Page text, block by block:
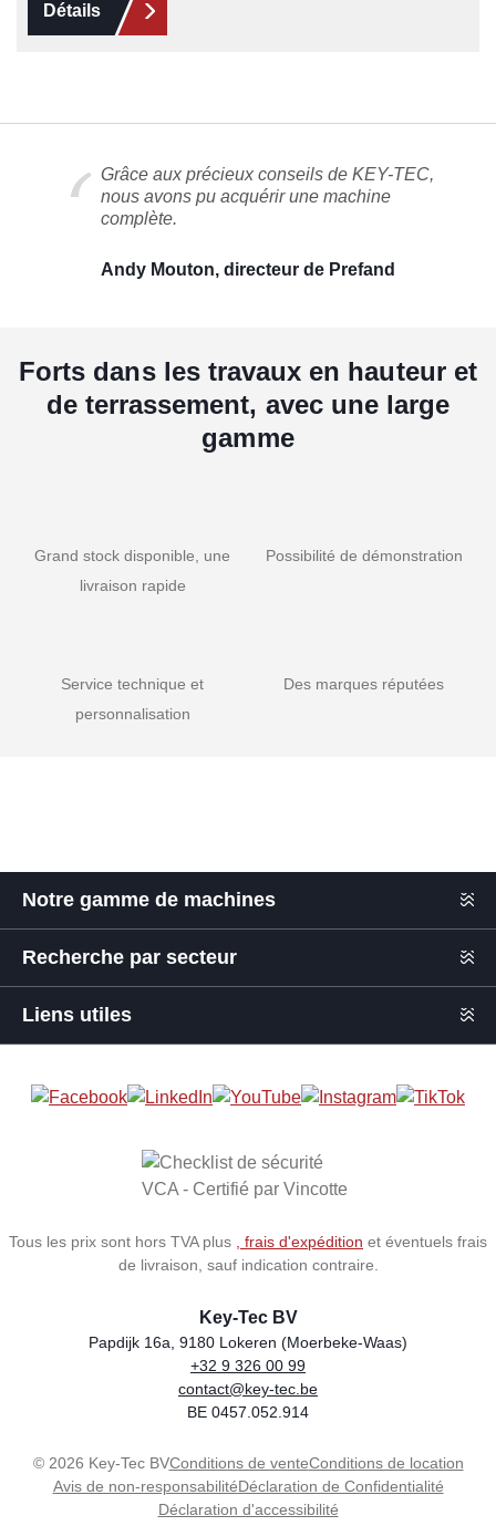
Détails
Grâce aux précieux conseils de KEY-TEC,
nous avons pu acquérir une machine
complète.
Andy Mouton, directeur de Prefand
Forts dans les travaux en hauteur et
de terrassement, avec une large
gamme
Grand stock disponible, une
livraison rapide
Possibilité de démonstration
Service technique et
personnalisation
Des marques réputées
Notre gamme de machines
Recherche par secteur
Liens utiles
Tous les prix sont hors TVA plus , frais d'expédition et éventuels frais
de livraison, sauf indication contraire.
Store name
Key-Tec BV
Address
Papdijk 16a, 9180 Lokeren (Moerbeke-Waas)
Phone
+32 9 326 00 99
Email
contact@key-tec.be
VAT number
BE 0457.052.914
© 2026 Key-Tec BVConditions de venteConditions de location
Avis de non-responsabilitéDéclaration de Confidentialité
Déclaration d'accessibilité